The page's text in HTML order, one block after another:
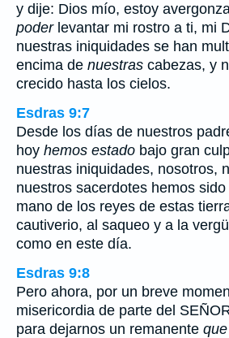
y dije: Dios mío, estoy
poderlevantar mi rostro a ti, mi
nuestras iniquidades se han
encima de nuestras cabezas, y
crecido hasta los cielos.
Esdras 9:7
Desde los días de nuestros
hoy hemos estado bajo gran
nuestras iniquidades, nosotros,
nuestros sacerdotes hemos
mano de los reyes de estas
cautiverio, al saqueo y a la
como en este día.
Esdras 9:8
Pero ahora, por un breve
misericordia de parte del
para dejarnos un remanente